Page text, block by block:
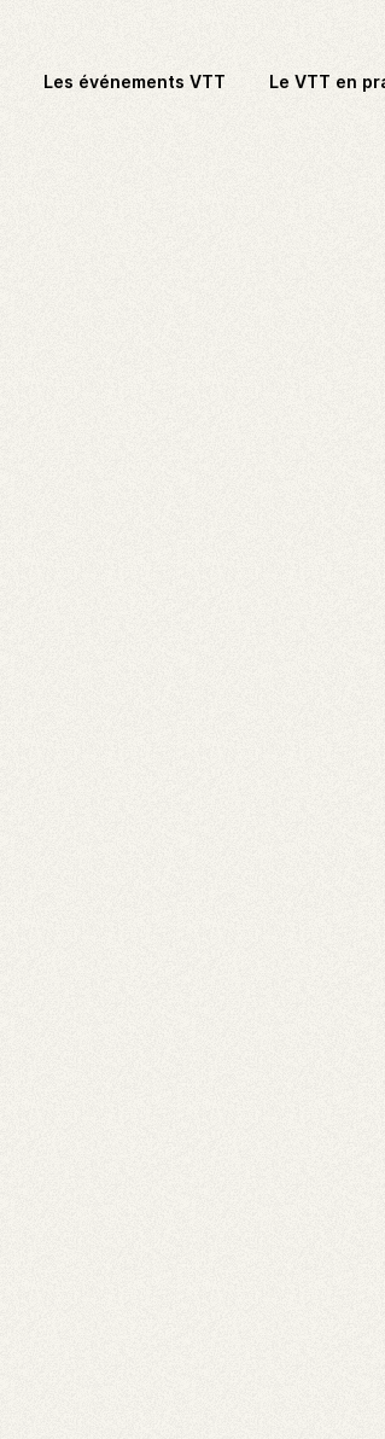
Les événements VTT Le VTT en